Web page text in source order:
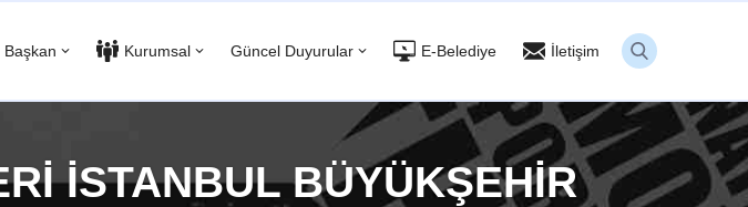
Başkan Kurumsal Güncel Duyurular E-Belediye İletişim
İSTANBUL BÜYÜKŞEHİR